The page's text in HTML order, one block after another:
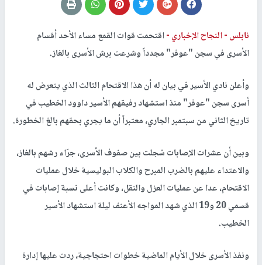
نابلس -النجاح الإخباري -اقتحمت قوات القمع مساء الأحد أقسام
الأسرى في سجن "عوفر" مجدداً وشرعت برش الأسرى بالغاز.
وأعلن نادي الأسير في بيان له أن هذا الاقتحام الثالث الذي يتعرض له
أسرى سجن "عوفر" منذ استشهاد رفيقهم الأسير داوود الخطيب في
تاريخ الثاني من سبتمبر الجاري، معتبراً أن ما يجري بحقهم بالغ الخطورة.
وبين أن عشرات الإصابات سُجلت بين صفوف الأسرى، جرّاء رشهم بالغاز،
والاعتداء عليهم بالضرب المبرح والكلاب البوليسية خلال عمليات
الاقتحام، عدا عن عمليات العزل والنقل، وكانت أعلى نسبة إصابات في
قسمي 20 و19 الذي شهد المواجه الأعنف ليلة استشهاد الأسير
الخطيب.
ونفذ الأسرى خلال الأيام الماضية خطوات احتجاجية، ردت عليها إدارة